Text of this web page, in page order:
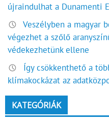
újraindulhat a Dunamenti
Veszélyben a magyar
végezhet a szőlő
védekezhetünk ellene
Így csökkenthető a
klímakockázat az
KATEGÓRIÁK